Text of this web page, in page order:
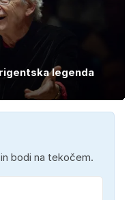
legenda
bodi na tekočem.